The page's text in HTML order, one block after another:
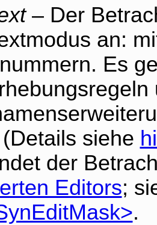
– Der
an:
Es
siehe
der
Editors;
.